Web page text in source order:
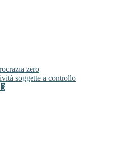
zero
soggette a controllo
3